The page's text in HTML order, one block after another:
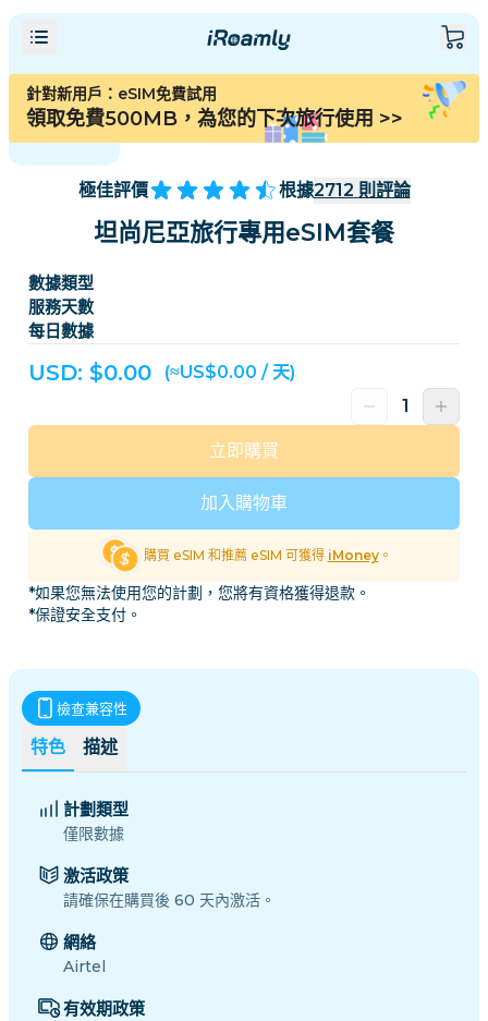
針對新用戶：eSIM免費試用
領取免費500MB，為您的下次旅行使用 >>
極佳評價 根據2712 則評論
坦尚尼亞旅行專用eSIM套餐
數據類型
服務天數
每日數據
USD: $0.00 (≈US$0.00 / 天)
加入購物車
立即購買
購買 eSIM 和推薦 eSIM 可獲得 iMoney。
*如果您無法使用您的計劃，您將有資格獲得退款。
*保證安全支付。
特色 描述
檢查兼容性
計劃類型
僅限數據
激活政策
請確保在購買後 60 天內激活。
網絡
Airtel
有效期政策